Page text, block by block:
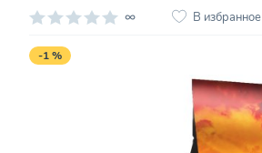
∞ В избранное
-1 %